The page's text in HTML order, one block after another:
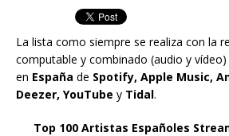
La lista como siempre se realiza con la
computable y combinado (audio y vídeo)
en España de Spotify, Apple Music,
Deezer, YouTube y Tidal.
Top 100 Artistas Españoles